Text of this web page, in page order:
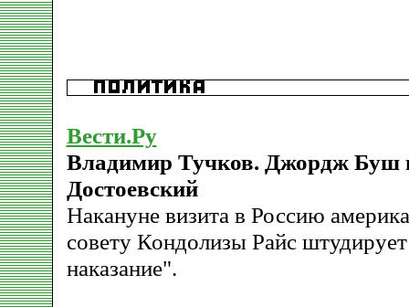
Вести.Ру
Владимир Тучков. Джордж Буш
Достоевский
Накануне визита в Россию
совету Кондолизы Райс
наказание".